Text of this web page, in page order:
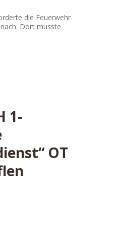
die Feuerwehr
Dort musste
1-
OT